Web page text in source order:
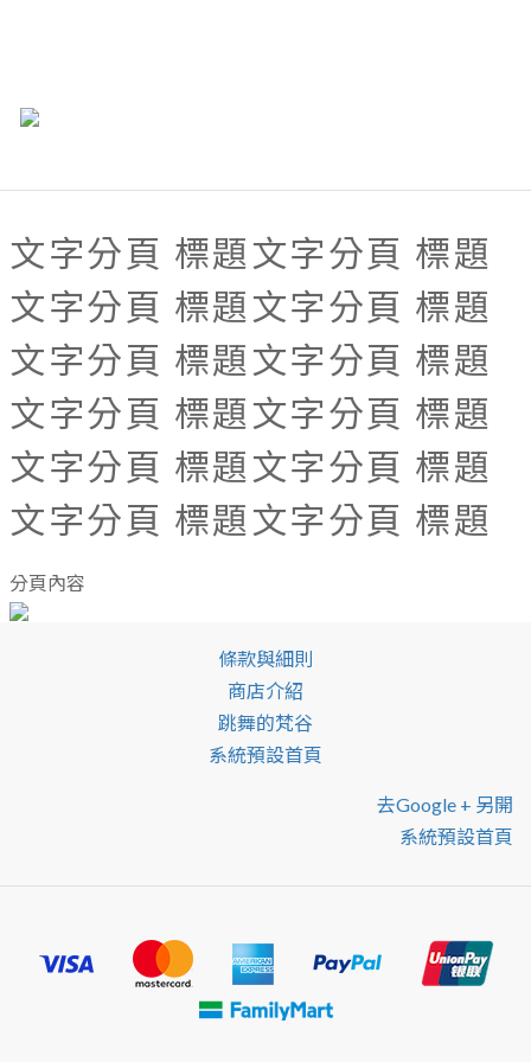
文字分頁 標題文字分頁 標題
文字分頁 標題文字分頁 標題
文字分頁 標題文字分頁 標題
文字分頁 標題文字分頁 標題
文字分頁 標題文字分頁 標題
文字分頁 標題文字分頁 標題
分頁內容
條款與細則
商店介紹
跳舞的梵谷
系統預設首頁
去google + 另開
系統預設首頁